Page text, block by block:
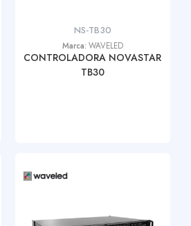
NS-TB30
Marca: WAVELED
CONTROLADORA NOVASTAR
TB30